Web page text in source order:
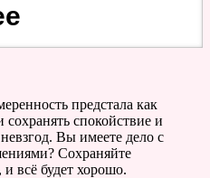
предстала как
спокойствие и
Вы имеете дело с
Сохраняйте
всё будет хорошо.